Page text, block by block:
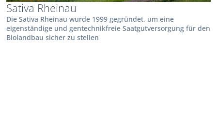
Sativa Rheinau
Die Sativa Rheinau wurde 1999 gegründet, um eine
eigenständige und gentechnikfreie Saatgutversorgung für den
Biolandbau sicher zu stellen